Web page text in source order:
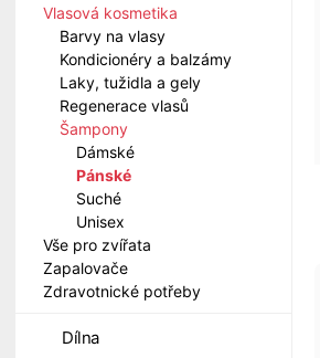
Vlasová kosmetika
Barvy na vlasy
Kondicionéry a balzámy
Laky, tužidla a gely
Regenerace vlasů
Šampony
Dámské
Pánské
Suché
Unisex
Vše pro zvířata
Zapalovače
Zdravotnické potřeby
Dílna